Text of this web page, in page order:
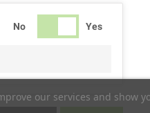
our services and
No Yes